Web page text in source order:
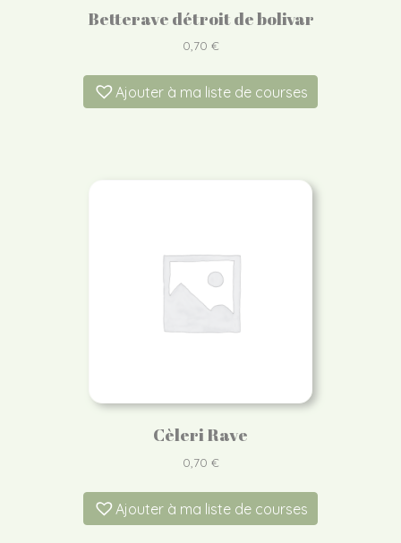
Betterave détroit de bolivar
0,70 €
Ajouter à ma liste de courses
Cèleri Rave
0,70 €
Ajouter à ma liste de courses